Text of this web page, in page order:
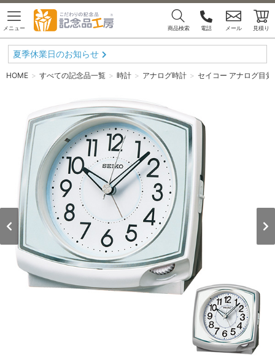
メニュー 商品検索 電話 メール 見積り
夏季休業日のお知らせ
HOME すべての記念品一覧 時計 アナログ時計 セイコー アナログ目